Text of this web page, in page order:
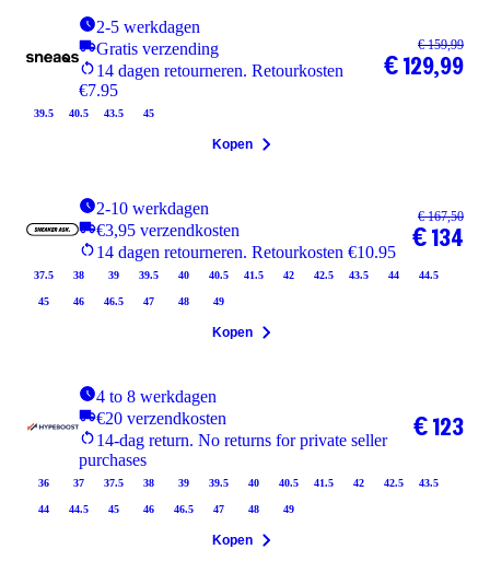
2-5 werkdagen
Gratis verzending
14 dagen retourneren. Retourkosten
€7.95
39.5 40.5 43.5 45
€ 159,99
€ 129,99
Kopen
2-10 werkdagen
€3,95 verzendkosten
14 dagen retourneren. Retourkosten €10.95
37.5 38 39 39.5 40 40.5 41.5 42 42.5 43.5 44 44.5
45 46 46.5 47 48 49
€ 167,50
€ 134
Kopen
4 to 8 werkdagen
€20 verzendkosten
14-dag return. No returns for private seller
purchases
36 37 37.5 38 39 39.5 40 40.5 41.5 42 42.5 43.5
44 44.5 45 46 46.5 47 48 49
€ 123
Kopen